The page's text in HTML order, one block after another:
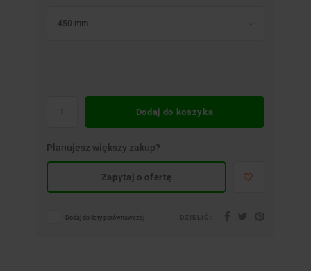
450 mm
Dodaj do koszyka
Planujesz większy zakup?
Zapytaj o ofertę
Dodaj do listy porównawczej